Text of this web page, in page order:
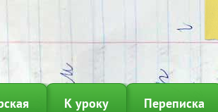
К уроку Переписка